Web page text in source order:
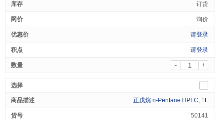
订货
询价
请登录
请登录
- +
正戊烷 n-Pentane HPLC, 1L
50141